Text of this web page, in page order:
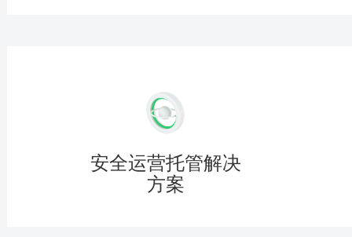
安全运营托管解决
方案